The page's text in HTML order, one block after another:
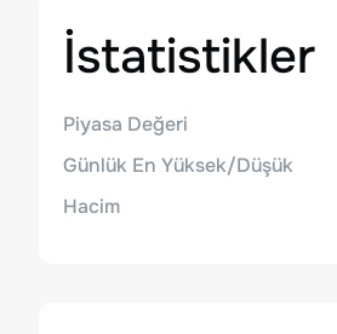
İstatistikler
Piyasa Değeri
Günlük En Yüksek/Düşük
Hacim